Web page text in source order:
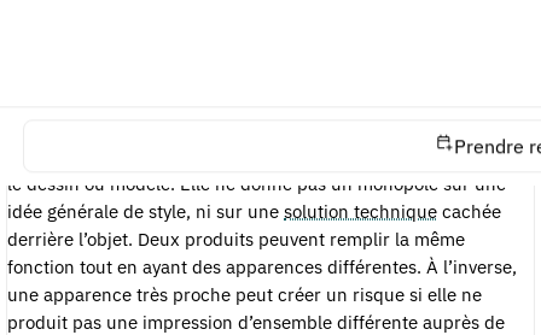
Prendre
La protection vise l’impression visuelle d’ensemble produite par
le dessin ou modèle. Elle ne donne pas un monopole sur une
idée générale de style, ni sur une solution technique cachée
derrière l’objet. Deux produits peuvent remplir la même
fonction tout en ayant des apparences différentes. À l’inverse,
une apparence très proche peut créer un risque si elle ne
produit pas une impression d’ensemble différente auprès de